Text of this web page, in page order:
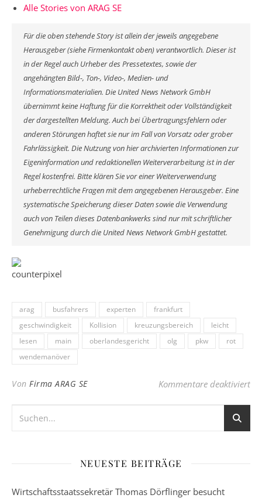
Alle Stories von ARAG SE
Für die oben stehende Story ist allein der jeweils angegebene
Herausgeber (siehe Firmenkontakt oben) verantwortlich. Dieser ist
in der Regel auch Urheber des Pressetextes, sowie der
angehängten Bild-, Ton-, Video-, Medien- und
Informationsmaterialien. Die United News Network GmbH
übernimmt keine Haftung für die Korrektheit oder Vollständigkeit
der dargestellten Meldung. Auch bei Übertragungsfehlern oder
anderen Störungen haftet sie nur im Fall von Vorsatz oder grober
Fahrlässigkeit. Die Nutzung von hier archivierten Informationen zur
Eigeninformation und redaktionellen Weiterverarbeitung ist in der
Regel kostenfrei. Bitte klären Sie vor einer Weiterverwendung
urheberrechtliche Fragen mit dem angegebenen Herausgeber. Eine
systematische Speicherung dieser Daten sowie die Verwendung
auch von Teilen dieses Datenbankwerks sind nur mit schriftlicher
Genehmigung durch die United News Network GmbH gestattet.
arag busfahrers experten
frankfurt
geschwindigkeit
Kollision kreuzungsbereich
leicht
lesen
main oberlandesgericht olg pkw
rot
wendemanöver
Von Firma ARAG SE Kommentare deaktiviertfür
NEUESTE BEITRÄGE
Wirtschaftsstaatssekretär Thomas Dörflinger besucht